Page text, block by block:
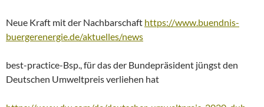
Neue Kraft mit der Nachbarschaft https://www.buendnis-
buergerenergie.de/aktuelles/news
best-practice-Bsp., für das der Bundepräsident jüngst den
Deutschen Umweltpreis verliehen hat